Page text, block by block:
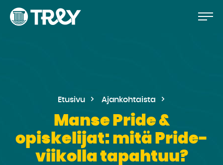
Hyppää
sisältöön
Siirry
TREY
-etusivulle
Etusivu Ajankohtaista
Manse Pride &
opiskelijat: mitä Pride-
viikolla tapahtuu?